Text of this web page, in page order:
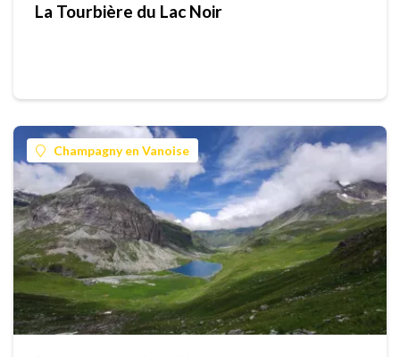
La Tourbière du Lac Noir
Champagny en Vanoise